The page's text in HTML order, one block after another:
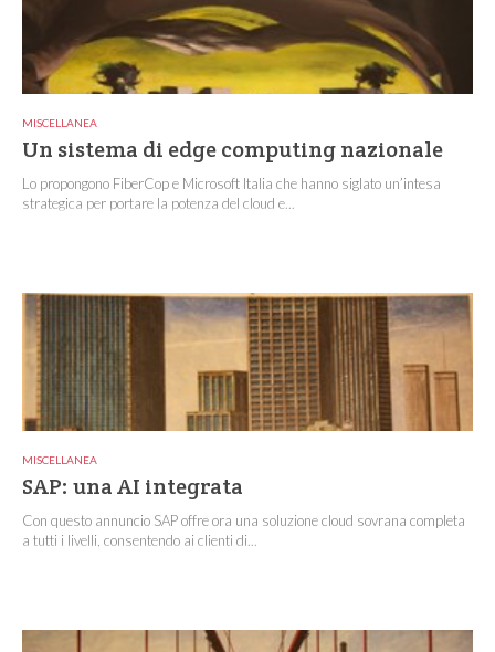
MISCELLANEA
Un sistema di edge computing nazionale
Lo propongono FiberCop e Microsoft Italia che hanno siglato un’intesa
strategica per portare la potenza del cloud e...
MISCELLANEA
SAP: una AI integrata
Con questo annuncio SAP offre ora una soluzione cloud sovrana completa
a tutti i livelli, consentendo ai clienti di...